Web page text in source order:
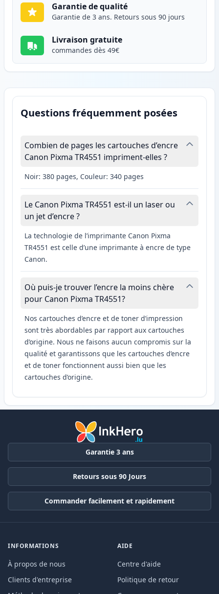
Garantie de qualité
Garantie de 3 ans. Retours sous 90 jours
Livraison gratuite
commandes dès 49€
Questions fréquemment posées
Combien de pages les cartouches d’encre
Canon Pixma TR4551 impriment-elles ?
Noir: 380 pages, Couleur: 340 pages
Le Canon Pixma TR4551 est-il un laser ou
un jet d’encre ?
La technologie de l’imprimante Canon Pixma
TR4551 est celle d’une imprimante à encre de type
Canon.
Où puis-je trouver l’encre la moins chère
pour Canon Pixma TR4551?
Nos cartouches d’encre et de toner d’impression
sont très abordables par rapport aux cartouches
d’origine. Nous ne faisons aucun compromis sur la
qualité et garantissons que les cartouches d’encre
et de toner fonctionnent aussi bien que les
cartouches d’origine.
Garantie 3 ans
Retours sous 90 Jours
Commander facilement et rapidement
INFORMATIONS
À propos de nous
Clients d'entreprise
AIDE
Centre d'aide
Politique de retour